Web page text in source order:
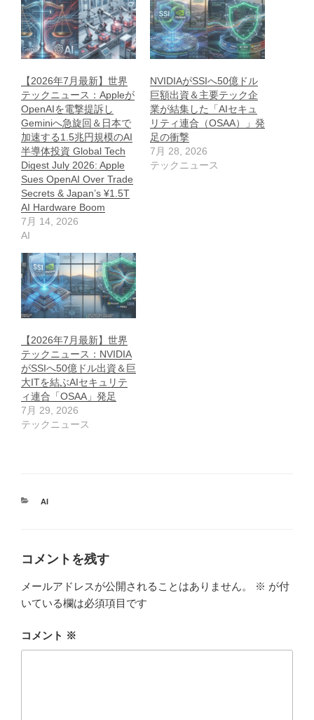
【2026年7月最新】世界
テックニュース：Appleが
OpenAIを電撃提訴し
Geminiへ急旋回＆日本で
加速する1.5兆円規模のAI
半導体投資 Global Tech
Digest July 2026: Apple
Sues OpenAI Over Trade
Secrets & Japan’s ¥1.5T
AI Hardware Boom
7月 14, 2026
AI
NVIDIAがSSIへ50億ドル
巨額出資＆主要テック企
業が結集した「AIセキュ
リティ連合（OSAA）」発
足の衝撃
7月 28, 2026
テックニュース
【2026年7月最新】世界
テックニュース：NVIDIA
がSSIへ50億ドル出資＆巨
大ITを結ぶAIセキュリテ
ィ連合「OSAA」発足
7月 29, 2026
テックニュース
カ
AI
コメントを残す
メールアドレスが公開されることはありません。 ※ が付
いている欄は必須項目です
コメント ※